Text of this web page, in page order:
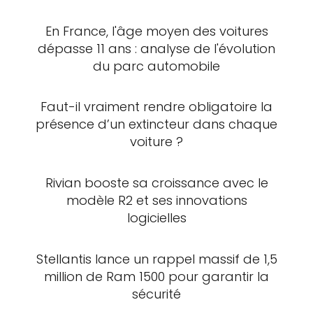
En France, l'âge moyen des voitures
dépasse 11 ans : analyse de l'évolution
du parc automobile
Faut-il vraiment rendre obligatoire la
présence d’un extincteur dans chaque
voiture ?
Rivian booste sa croissance avec le
modèle R2 et ses innovations
logicielles
Stellantis lance un rappel massif de 1,5
million de Ram 1500 pour garantir la
sécurité